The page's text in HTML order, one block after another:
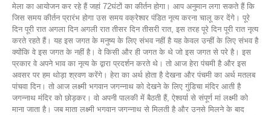
मेला का आयोजन कर रहे हैं जहां 72घंटों का कीर्तन होगा। आप अनुमान लगा सकते हैं कि
जिस समय कीर्तन प्रारंभ होगा उस समय वक्रेश्वर पंडित नृत्य करना चालू कर देंगे। पूरे
दिन पूरी रात अगला दिन अगली रात तीसर दिन तीसरी रात, इस तरह पूरे दिन पूरी रात नृत्य
करते रहते हैं। यह इस जगत के मनुष्य के लिए संभव नहीं है यह केवल उन्हीं के लिए संभव है
क्योंकि वे इस जगत के नहीं है। वे किसी और ही जगत के थे जो इस जगत से परे है। इस
प्रकार वे अपने भाव का नृत्य के द्वारा प्रदर्शन करते थे। तो आज हेरा पंचमी है और इस
अवसर पर हम थोड़ा श्रवण करेंगे। हेरा का अर्थ होता है देखना और पंचमी का अर्थ मतलब
पांचवा दिन। तो आज लक्ष्मी भगवान जगन्नाथ को देखने के लिए गुंडिचा मंदिर आती है
जगन्नाथ मंदिर को छोड़कर। वो अपनी पालकी में बैठती हैं, ऐश्वर्या से संपूर्ण मां लक्ष्मी को
माना जाता है। जब माता लक्ष्मी भगवान जगन्नाथ से मिलती है और उनसे मिलने के बाद